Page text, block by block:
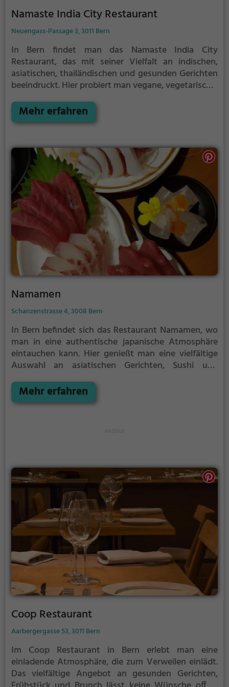
Namaste India City Restaurant
Neuengass-Passage 3, 3011 Bern
In Bern findet man das Namaste India City
Restaurant, das mit seiner Vielfalt an indischen,
asiatischen, thailändischen und gesunden Gerichten
beeindruckt. Hier probiert man vegane, vegetarische,
Geschmackssinn als auch für die Gesundheit eine
Freude sind. Dazu gibt es eine Auswahl an
Frühstücksangebot. Die Atmosphäre lädt zum
Verweilen ein und das freundliche Personal sorgt für
einen angenehmen Aufenthalt. Tauche ein in die
gastronomische Vielfalt des Namaste India City
Restaurants und erlebe einen kulinarischen Genuss
der Extraklasse.
Mehr erfahren
Namamen
Schanzenstrasse 4, 3008 Bern
In Bern befindet sich das Restaurant Namamen, wo
man in eine authentische japanische Atmosphäre
eintauchen kann. Hier genießt man eine vielfältige
Auswahl an asiatischen Gerichten, Sushi und
wird man kulinarisch verwöhnt. Die gemütliche
Atmosphäre lädt dazu ein, sich zu entspannen und
Mehr erfahren
Coop Restaurant
Aarbergergasse 53, 3011 Bern
Im Coop Restaurant in Bern erlebt man eine
einladende Atmosphäre, die zum Verweilen einlädt.
Das vielfältige Angebot an gesunden Gerichten,